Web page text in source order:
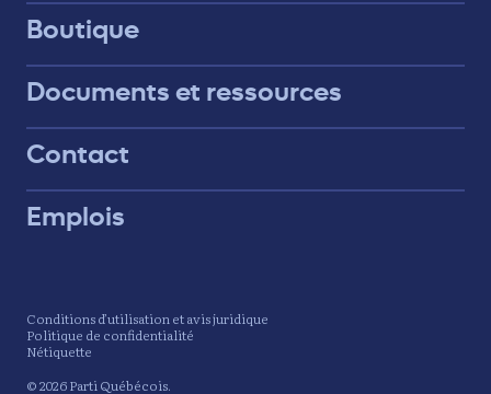
Boutique
Documents et ressources
Contact
Emplois
Conditions d’utilisation et avis juridique
Politique de confidentialité
Nétiquette
© 2026 Parti Québécois.